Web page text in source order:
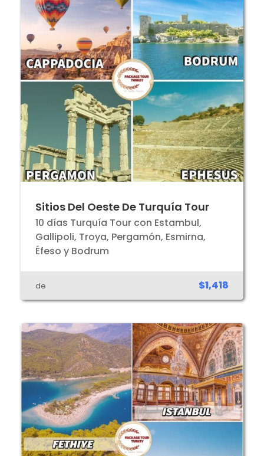
Sitios Del Oeste De Turquía Tour
10 días Turquía Tour con Estambul,
Gallipoli, Troya, Pergamón, Esmirna,
Éfeso y Bodrum
de $1,418